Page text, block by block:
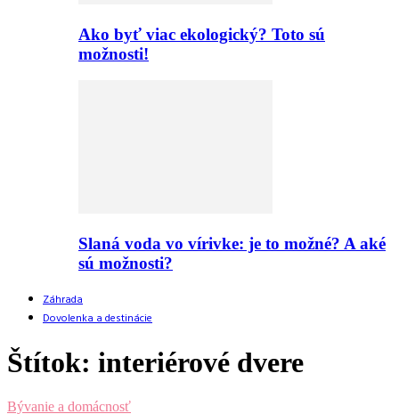
Ako byť viac ekologický? Toto sú
možnosti!
Slaná voda vo vírivke: je to možné? A aké
sú možnosti?
Záhrada
Dovolenka a destinácie
Štítok: interiérové dvere
Bývanie a domácnosť